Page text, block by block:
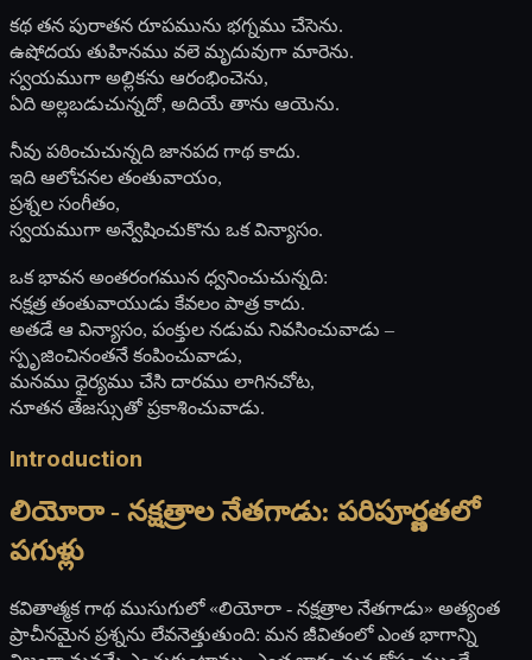
కథ తన పురాతన రూపమును భగ్నము చేసెను.
ఉషోదయ తుహినము వలె మృదువుగా మారెను.
స్వయముగా అల్లికను ఆరంభించెను,
ఏది అల్లబడుచున్నదో, అదియే తాను ఆయెను.
నీవు పఠించుచున్నది జానపద గాథ కాదు.
ఇది ఆలోచనల తంతువాయం,
ప్రశ్నల సంగీతం,
స్వయముగా అన్వేషించుకొను ఒక విన్యాసం.
ఒక భావన అంతరంగమున ధ్వనించుచున్నది:
నక్షత్ర తంతువాయుడు కేవలం పాత్ర కాదు.
అతడే ఆ విన్యాసం, పంక్తుల నడుమ నివసించువాడు –
స్పృజించినంతనే కంపించువాడు,
మనము ధైర్యము చేసి దారము లాగినచోట,
నూతన తేజస్సుతో ప్రకాశించువాడు.
Introduction
లియోరా - నక్షత్రాల నేతగాడు: పరిపూర్ణతలో
పగుళ్లు
కవితాత్మక గాథ ముసుగులో «లియోరా - నక్షత్రాల నేతగాడు» అత్యంత
ప్రాచీనమైన ప్రశ్నను లేవనెత్తుతుంది: మన జీవితంలో ఎంత భాగాన్ని